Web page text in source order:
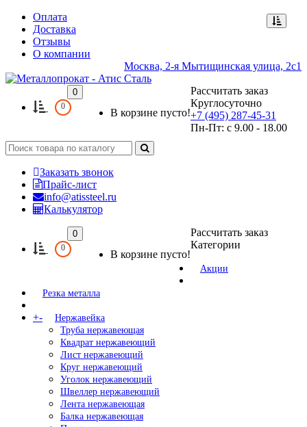
Оплата
Доставка
Отзывы
О компании
Москва, 2-я Мытищинская улица, 2с1
0
0
В корзине пусто!
Рассчитать заказ
Круглосуточно
+7 (495) 287-45-31
Пн-Пт: с 9.00 - 18.00
Заказать звонок
Прайс-лист
info@atissteel.ru
Калькулятор
0
0
В корзине пусто!
Рассчитать заказ
Категории
Акции
Резка металла
+-
Нержавейка
Труба нержавеющая
Квадрат нержавеющий
Лист нержавеющий
Круг нержавеющий
Уголок нержавеющий
Швеллер нержавеющий
Лента нержавеющая
Балка нержавеющая